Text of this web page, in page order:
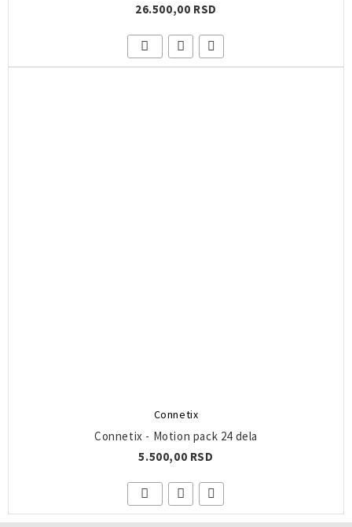
26.500,00 RSD
Connetix
Connetix - Motion pack 24 dela
5.500,00 RSD